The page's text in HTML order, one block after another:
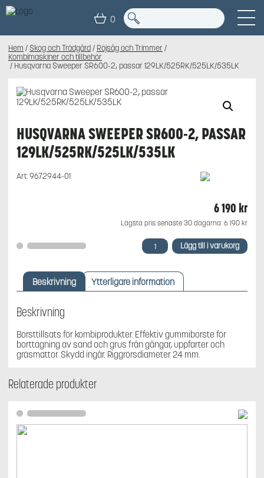
0
Hem / Skog och Trädgård/ Röjsåg och Trimmer /
Kombimaskiner och tillbehör
/ Husqvarna Sweeper SR600-2, passar 129LK/525RK/525LK/535LK
HUSQVARNA SWEEPER SR600-2, PASSAR
129LK/525RK/525LK/535LK
Art:9672944-01
6 190 kr
Lägsta pris senaste 30 dagarna: 6 190 kr
Husqvarna
Sweeper
2,
passar
Lägg till i varukorg
Beskrivning Ytterligare information
Beskrivning
Borsttillsats för kombiprodukter. Effektiv gummiborste för
borttagning av sand och grus från gångar, uppfarter och
gräsmattor. Skydd ingår. Riggrörsdiameter 24 mm.
Relaterade produkter